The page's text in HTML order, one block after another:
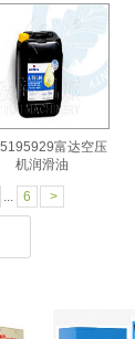
富达空压
机润滑油
... 6 >